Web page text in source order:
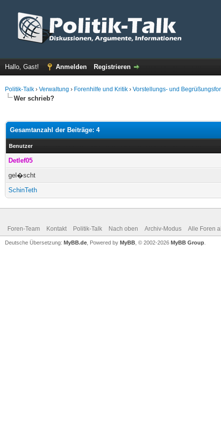
Hallo, Gast! Anmelden Registrieren
Politik-Talk › Verwaltung › Forenhilfe und Kritik › Vorstellungs- und
Wer schrieb?
Gesamtanzahl der Beiträge: 4
Benutzer
Detlef05
gel�scht
SchinTeth
Foren-Team Kontakt Politik-Talk Nach oben Archiv-Modus Alle Foren
Deutsche Übersetzung: MyBB.de , Powered by MyBB , © 2002-2026 MyBB Group